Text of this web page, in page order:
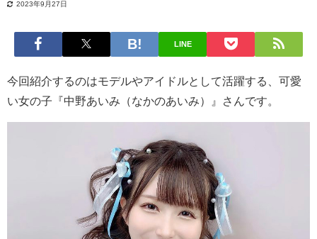
2023年9月27日
LINE
今回紹介するのはモデルやアイドルとして活躍する、可愛
い女の子『中野あいみ（なかのあいみ）』さんです。